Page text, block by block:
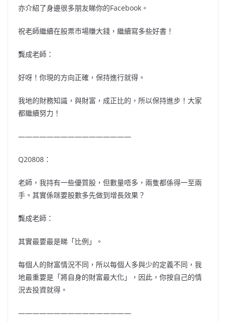
亦介紹了身邊很多朋友睇你的Facebook。
祝老師繼續在股票市場賺大錢，繼續寫多些好書！
龔成老師：
好呀！你現的方向正確，保持進行就得。
我地的財務知識，與財富，成正比的，所以保持進步！大家
都繼續努力！
————————————————
Q20808：
老師，我持有一些優質股，但數量唔多，兩隻都係得一至兩
手。其實係咪要股數多先做到增長效果？
龔成老師：
其實最要最是睇「比例」。
每個人的財富情況不同，所以每個人多與少的定義不同，我
地最重要是「將自身的財富最大化」，因此，你按自己的情
況去投資就得。
————————————————